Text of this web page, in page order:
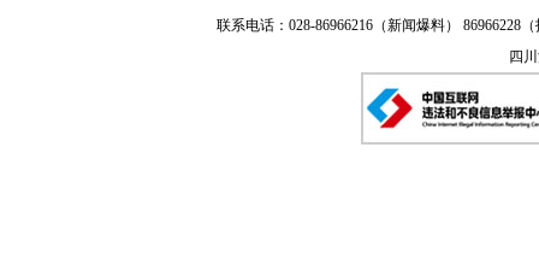
联系电话：028-86966216（新闻爆料） 86966228
四